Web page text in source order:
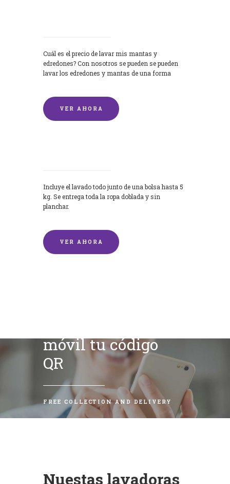
Cuál es el precio de lavar mis mantas y
edredones? Con nosotros se pueden se pueden
lavar los edredones y mantas de una forma
VER AHORA
Incluye el lavado todo junto de una bolsa hasta 5
kg. Se entrega toda la ropa doblada y sin
planchar.
VER AHORA
móvil tu código
QR
FREE COLLECTION AND DELIVERY
Nuestas lavadoras